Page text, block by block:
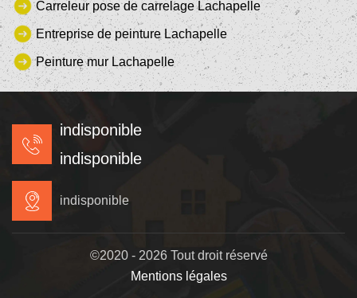
Carreleur pose de carrelage Lachapelle
Entreprise de peinture Lachapelle
Peinture mur Lachapelle
indisponible
indisponible
indisponible
©2020 - 2026 Tout droit réservé
Mentions légales